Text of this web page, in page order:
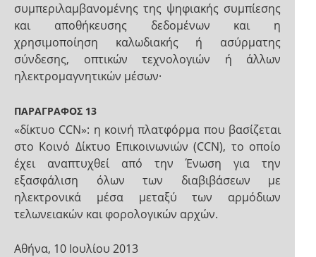
συμπεριλαμβανομένης της ψηφιακής συμπίεσης
και αποθήκευσης δεδομένων και η
χρησιμοποίηση καλωδιακής ή ασύρματης
σύνδεσης, οπτικών τεχνολογιών ή άλλων
ηλεκτρομαγνητικών μέσων·
ΠΑΡΑΓΡΑΦΟΣ 13
«δίκτυο CCN»: η κοινή πλατφόρμα που βασίζεται
στο Κοινό Δίκτυο Επικοινωνιών (CCN), το οποίο
έχει αναπτυχθεί από την Ένωση για την
εξασφάλιση όλων των διαβιβάσεων με
ηλεκτρονικά μέσα μεταξύ των αρμόδιων
τελωνειακών και φορολογικών αρχών.
Αθήνα, 10 Ιουλίου 2013